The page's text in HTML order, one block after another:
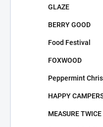
GLAZE
BERRY GOOD
Food Festival
FOXWOOD
Peppermint
HAPPY
MEASURE TWICE